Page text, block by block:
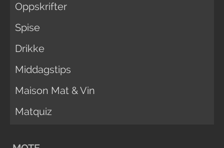
Oppskrifter
Spise
Drikke
Middagstips
Maison Mat & Vin
Matquiz